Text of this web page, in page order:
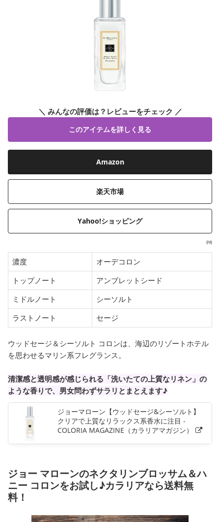
＼ みんなの評価は？レビューをチェック ／
このアイテムを詳しく見る
Amazon
楽天市場
Yahoo!ショッピング
PR
濃度
オーデコロン
トップノート
アンブレットシード
ミドルノート
シーソルト
ラストノート
セージ
ウッドセージ＆シーソルト コロンは、海辺のリゾートホテル
を思わせるマリン系フレグランス。
清潔感と透明感が感じられる「洗いたての上質なリネン」の
ような香りで、男女問わずサラリとまとえます♪
ジョーマローン【ウッドセージ&シーソルト】
クリアで上質なリラックス系香水に注目 -
COLORIA MAGAZINE（カラリアマガジン）
ジョー マローンのネクタリンブロッサム＆ハ
ニー コロンをお試し♪カラリアなら送料無
料！